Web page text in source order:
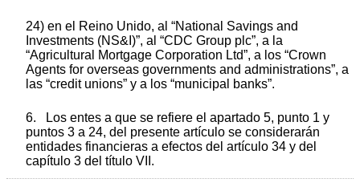
24) en el Reino Unido, al “National Savings and
Investments (NS&I)”, al “CDC Group plc”, a la
“Agricultural Mortgage Corporation Ltd”, a los “Crown
Agents for overseas governments and administrations”, a
las “credit unions” y a los “municipal banks”.
6. Los entes a que se refiere el apartado 5, punto 1 y
puntos 3 a 24, del presente artículo se considerarán
entidades financieras a efectos del artículo 34 y del
capítulo 3 del título VII.